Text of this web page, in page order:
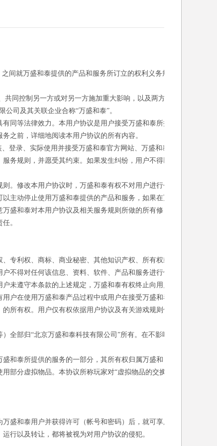
间就万盛和泰提供的产品和服务所订立的权利义务规
同控制另一方或对另一方施加重大影响，以及两方或
司及其关联企业合称“万盛和泰”。
同等法律效力。本用户协议是用户接受万盛和泰所提
之前，详细地阅读本用户协议的所有内容。
登录、实际使用并接受万盛和泰官方网站、万盛和泰
务规则，并愿受其约束。如果发生纠纷，用户不得以
。修改本用户协议时，万盛和泰有权不对用户进行个
主动停止使用万盛和泰提供的产品和服务，如果在万
盛和泰对本用户协议及相关服务规则所做的所有修
。
专利权、商标、商业秘密、其他知识产权、所有权或
不得对任何该信息、资料、软件、产品和服务进行修
未遵守本条款的上述规定，万盛和泰有权终止向用户
户在使用万盛和泰产品过程中或用户在接受万盛和泰
所有权。用户仅有权依据用户协议及有关游戏规则使
全部归“北京万盛和泰科技有限公司”所有。在不影响
和泰所提供的服务的一部分，其所有权归属万盛和
部分虚拟物品。本协议所称玩家对“虚拟物品的交换/
盛和泰用户并获得许可（帐号和密码）后，就可享用
行以及转让，都将被视为对用户协议的侵犯。